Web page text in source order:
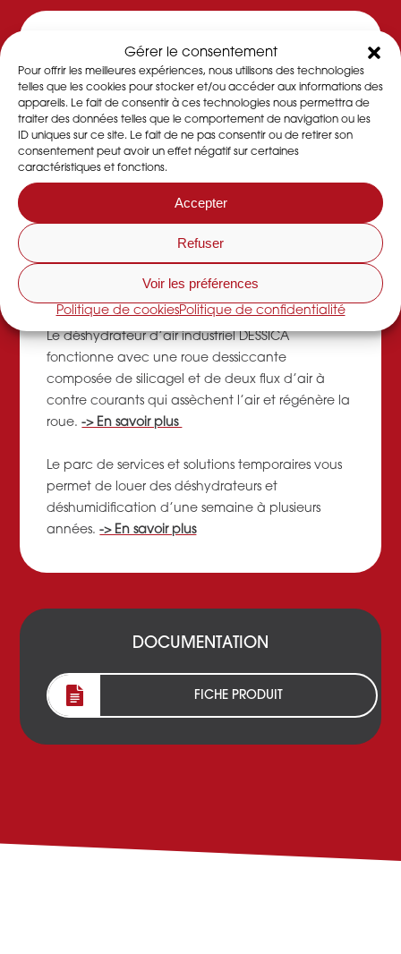
Gérer le consentement
Pour offrir les meilleures expériences, nous utilisons des technologies
telles que les cookies pour stocker et/ou accéder aux informations des
appareils. Le fait de consentir à ces technologies nous permettra de
traiter des données telles que le comportement de navigation ou les
ID uniques sur ce site. Le fait de ne pas consentir ou de retirer son
consentement peut avoir un effet négatif sur certaines
caractéristiques et fonctions.
Accepter
Refuser
Voir les préférences
Politique de cookiesPolitique de confidentialité
Caractéristiques
Dans chacun de nosdéshydrateursse trouve une
roue déshydratante qui permet d’abaisser le
taux d’humidité d’un local ou d’un atelier de
production.-> En savoir plus
DESSICA est une entreprise française organisé en
maintenance de déshydrateurs,
Le déshydrateur d’air industriel DESSICA
fonctionne avec une roue dessiccante
composée de silicagel et de deux flux d’air à
contre courants qui assèchent l’air et régénère la
roue.-> En savoir plus
Le parc de services et solutions temporaires vous
permet de louer des déshydrateurs et
déshumidification d’une semaine à plusieurs
années.-> En savoir plus
DOCUMENTATION
FICHE PRODUIT